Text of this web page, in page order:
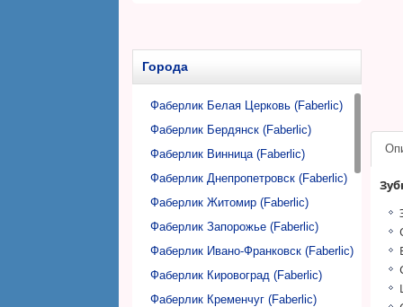
Кондиционеры для стирки
Пятновыводители
Гели для стирки
Аксессуары для стирки
Автомобильная косметика и
аксессуары
дома
Напитки, фиточаи
Города
Фаберлик Белая Церковь (Faberlic)
Фаберлик Бердянск (Faberlic)
Фаберлик Винница (Faberlic)
Фаберлик Днепропетровск (Faberlic)
Фаберлик Житомир (Faberlic)
Фаберлик Запорожье (Faberlic)
Фаберлик Ивано-Франковск (Faberlic)
Фаберлик Кировоград (Faberlic)
Фаберлик Кременчуг (Faberlic)